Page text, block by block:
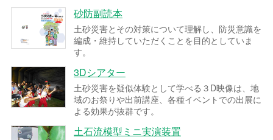
砂防副読本
土砂災害とその対策について理解し、防災意識を
編成・維持していただくことを目的としていま
す。
3Dシアター
土砂災害を疑似体験として学べる３D映像は、地
域のお祭りや出前講座、各種イベントでの出展に
よる効果が抜群です。
土石流模型ミニ実演装置